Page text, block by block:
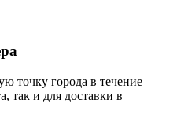
точку города в течение
так и для доставки в